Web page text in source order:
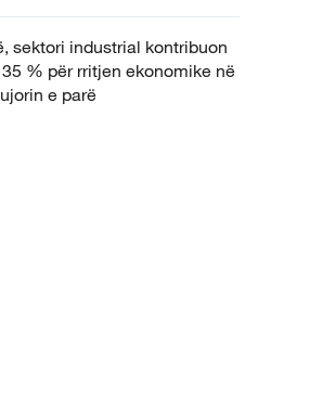
sektori industrial kontribuon
% për rritjen ekonomike në
e parë